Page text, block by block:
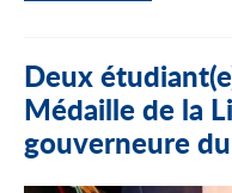
Deux
Médaille de la
gouverneure